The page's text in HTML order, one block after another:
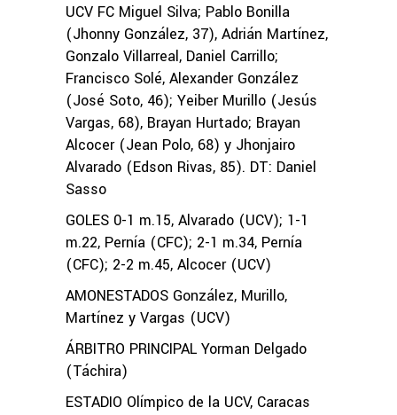
UCV FC Miguel Silva; Pablo Bonilla
(Jhonny González, 37), Adrián Martínez,
Gonzalo Villarreal, Daniel Carrillo;
Francisco Solé, Alexander González
(José Soto, 46); Yeiber Murillo (Jesús
Vargas, 68), Brayan Hurtado; Brayan
Alcocer (Jean Polo, 68) y Jhonjairo
Alvarado (Edson Rivas, 85). DT: Daniel
Sasso
GOLES 0-1 m.15, Alvarado (UCV); 1-1
m.22, Pernía (CFC); 2-1 m.34, Pernía
(CFC); 2-2 m.45, Alcocer (UCV)
AMONESTADOS González, Murillo,
Martínez y Vargas (UCV)
ÁRBITRO PRINCIPAL Yorman Delgado
(Táchira)
ESTADIO Olímpico de la UCV, Caracas